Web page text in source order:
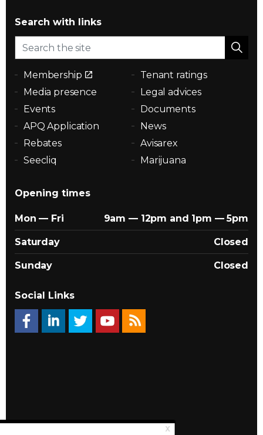
Search with links
Membership
Tenant ratings
Media presence
Legal advices
Events
Documents
APQ Application
News
Rebates
Avisarex
Seecliq
Marijuana
Opening times
Mon — Fri 9am — 12pm and 1pm — 5pm
Saturday Closed
Sunday Closed
Social Links